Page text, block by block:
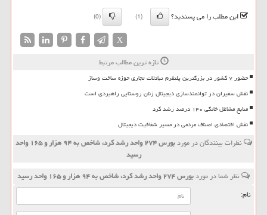
این مطلب را می پسندید؟
(1)
(0)
X
تازه ترین مطالب مرتبط
حضور ۷ کشور در بزرگترین پلتفرم تبادلات تجاری حوزه ساخت وساز
نقش سفیران در توانمندسازی دیجیتال زنان روستایی راهبردی است
منابع مشاغل خانگی ۱۴۰ درصد رشد کرد
نقش اقتصادی اصناف مردمی در مسیر شفافیت دیجیتال
نظرات بینندگان در مورد
بورس ۲۷۴ واحد رشد كرد، شاخص به ۹۴ هزار و ۱۶۵ واحد
رسید
نظر شما در موردبورس ۲۷۴ واحد رشد كرد، شاخص به ۹۴ هزار و ۱۶۵ واحد رسید
نام: